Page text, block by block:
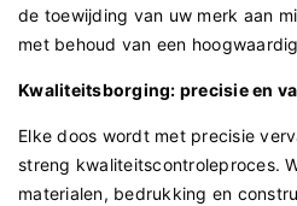
de toewijding van uw merk aan
met behoud van een
Kwaliteitsborging: precisie en
Elke doos wordt met precisie
streng kwaliteitscontroleproces.
materialen, bedrukking en